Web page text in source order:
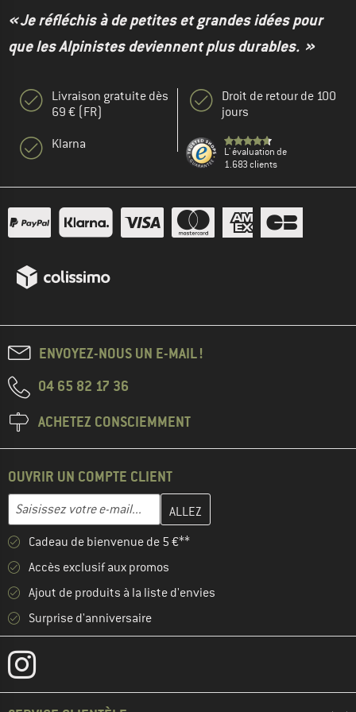
« Je réfléchis à de petites et grandes idées pour
que les Alpinistes deviennent plus durables. »
Livraison gratuite dès
69 € (FR)
Klarna
Droit de retour de 100
jours
L' évaluation de
1.683 clients
ENVOYEZ-NOUS UN E-MAIL !
04 65 82 17 36
ACHETEZ CONSCIEMMENT
OUVRIR UN COMPTE CLIENT
Adresse e-mail
Entrez votre adresse e-mail ici et créez votre compte client à la
Cadeau de bienvenue de 5 €**
Accès exclusif aux promos
Ajout de produits à la liste d'envies
Surprise d'anniversaire